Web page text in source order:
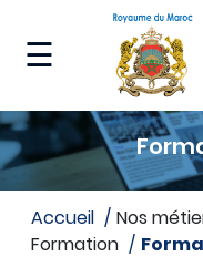
contenu
☰
Ministère
Nos
métiers
Nos
accueil Nos
Formation